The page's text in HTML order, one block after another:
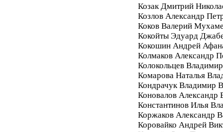
Козак Дмитрий
Козлов Александр
Коков Валерий
Кокойты Эдуард
Кокошин Андрей
Колмаков Александр
Колокольцев
Комарова Наталья
Кондрачук Владимир
Коновалов Александр
Константинов Илья
Коржаков Александр
Коровайко Андрей